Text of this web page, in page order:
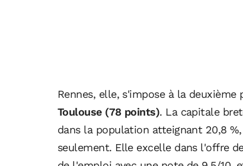
Rennes, elle, s'impose à la deuxième
Toulouse (78 points). La capitale
dans la population atteignant 20,8
seulement. Elle excelle dans l'offre